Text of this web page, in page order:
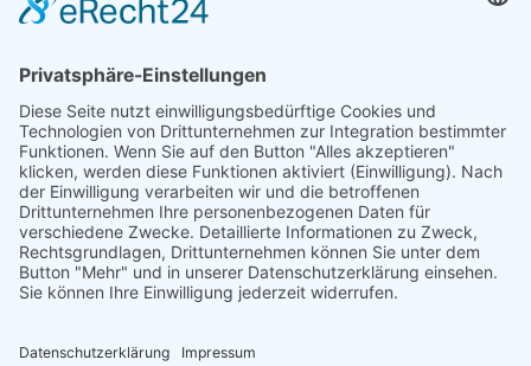
Kunst & Kultur
Investigativ
Unterstützen
Ihr könnt uns bei der Arbeit unterstützen, Artikel einreichen,
Abonnenten sein, Werbung schalten oder Kooperationspartner
werden.
Diese Arbeit ist nur durch eure Unterstützung möglich.
JETZT UNTERSTÜTZEN